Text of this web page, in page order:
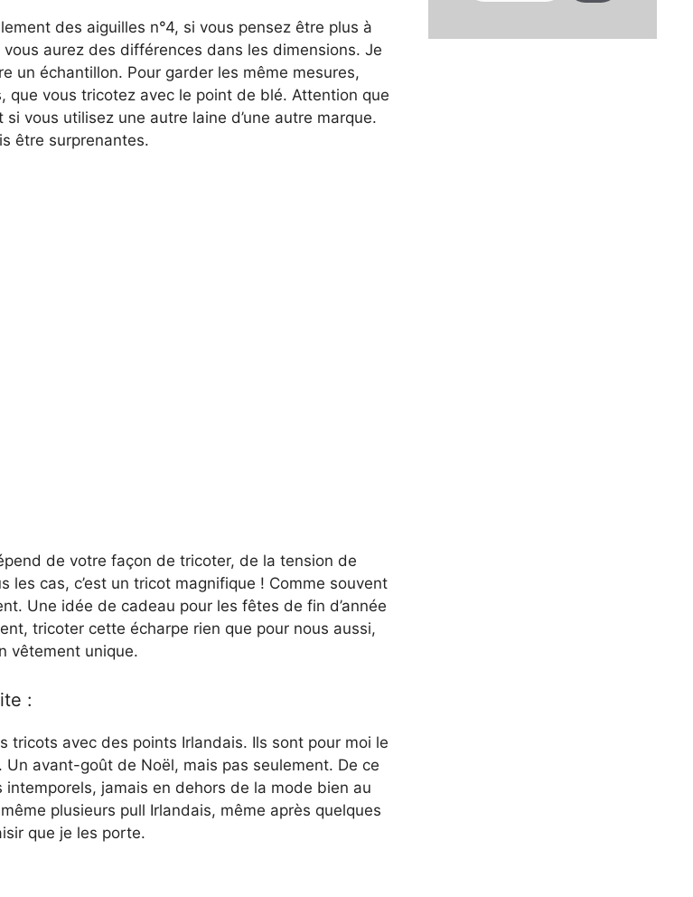
des aiguilles n°4, si vous pensez être plus à
vous aurez des différences dans les dimensions. Je
un échantillon. Pour garder les même mesures,
que vous tricotez avec le point de blé. Attention que
vous utilisez une autre laine d’une autre marque.
être surprenantes.
de votre façon de tricoter, de la tension de
les cas, c’est un tricot magnifique ! Comme souvent
Une idée de cadeau pour les fêtes de fin d’année
tricoter cette écharpe rien que pour nous aussi,
vêtement unique.
:
tricots avec des points Irlandais. Ils sont pour moi le
avant-goût de Noël, mais pas seulement. De ce
intemporels, jamais en dehors de la mode bien au
plusieurs pull Irlandais, même après quelques
que je les porte.